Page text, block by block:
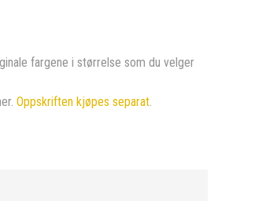
fargene i størrelse som du velger
Oppskriften kjøpes separat.